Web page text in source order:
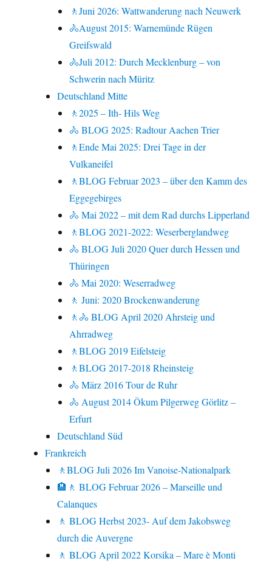
🚶Juni 2026: Wattwanderung nach Neuwerk
🚴August 2015: Warnemünde Rügen
Greifswald
🚴Juli 2012: Durch Mecklenburg – von
Schwerin nach Müritz
Deutschland Mitte
🚶2025 – Ith- Hils Weg
🚴 BLOG 2025: Radtour Aachen Trier
🚶Ende Mai 2025: Drei Tage in der
Vulkaneifel
🚶BLOG Februar 2023 – über den Kamm des
Eggegebirges
🚴 Mai 2022 – mit dem Rad durchs Lipperland
🚶BLOG 2021-2022: Weserberglandweg
🚴 BLOG Juli 2020 Quer durch Hessen und
Thüringen
🚴 Mai 2020: Weserradweg
🚶 Juni: 2020 Brockenwanderung
🚶🚴 BLOG April 2020 Ahrsteig und
Ahrradweg
🚶BLOG 2019 Eifelsteig
🚶BLOG 2017-2018 Rheinsteig
🚴 März 2016 Tour de Ruhr
🚴 August 2014 Ökum Pilgerweg Görlitz –
Erfurt
Deutschland Süd
Frankreich
🚶BLOG Juli 2026 Im Vanoise-Nationalpark
🏨🚶 BLOG Februar 2026 – Marseille und
Calanques
🚶 BLOG Herbst 2023- Auf dem Jakobsweg
durch die Auvergne
🚶 BLOG April 2022 Korsika – Mare è Monti